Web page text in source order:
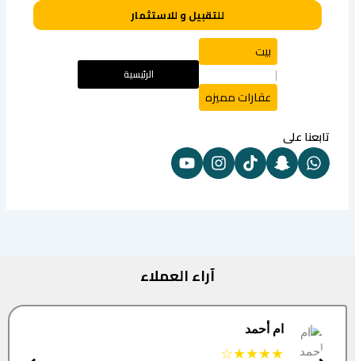
للتقبيل و للاستثمار
بيت
|
عقارات مميزه
الرئيسية
تابعنا على
آراء العملاء